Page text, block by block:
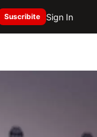
Suscribite Sign In